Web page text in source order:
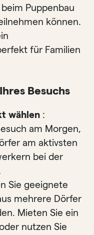
Puppenbau
können.
für Familien
Besuchs
wählen :
am Morgen,
am aktivsten
bei der
Sie geeignete
mehrere Dörfer
Mieten Sie ein
nutzen Sie